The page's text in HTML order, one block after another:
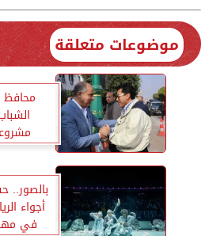
موضوعات متعلقة
محافظ
بالصور..
أجواء
في